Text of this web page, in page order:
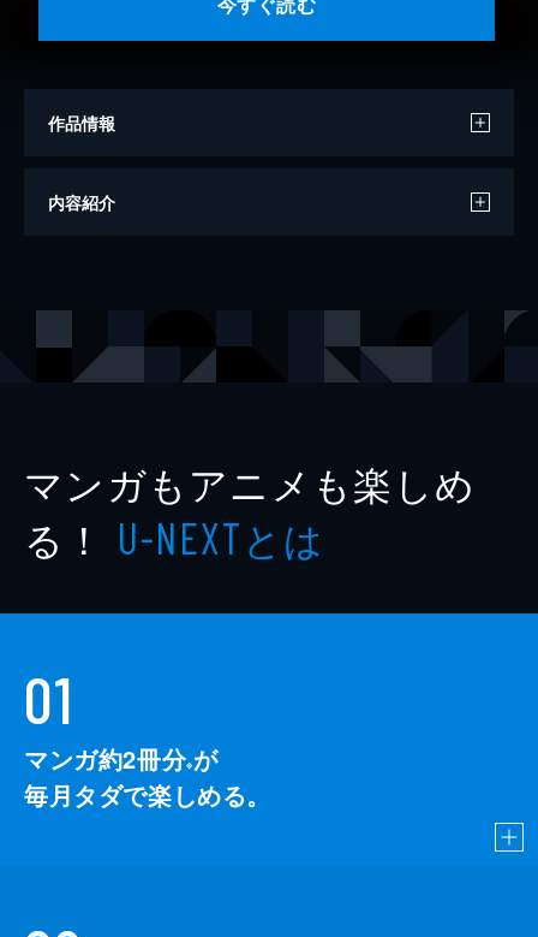
作品情報
著者
内容紹介
マンガもアニメも楽しめ
る！ U-NEXTとは
01
マンガ約2冊分※が
毎月タダで楽しめる。